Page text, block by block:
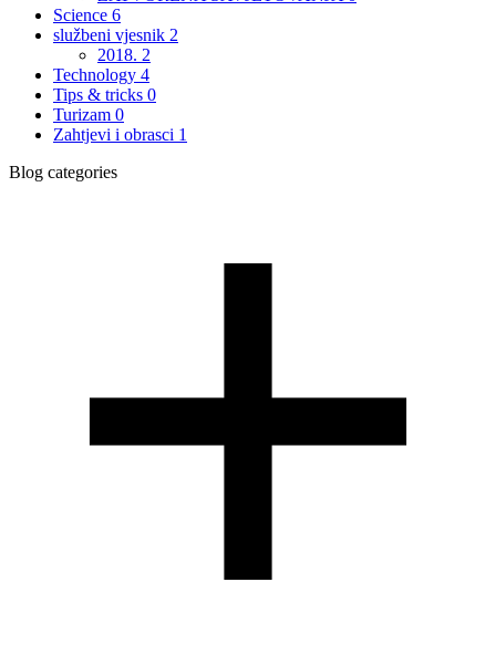
Science 6
službeni vjesnik 2
2018. 2
Technology 4
Tips & tricks 0
Turizam 0
Zahtjevi i obrasci 1
Blog categories